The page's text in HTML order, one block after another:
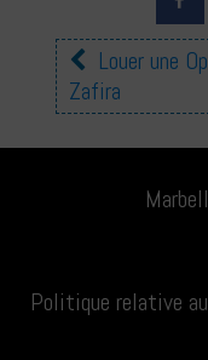
Autres
voitures
Louer une
Zafira
Politique relative